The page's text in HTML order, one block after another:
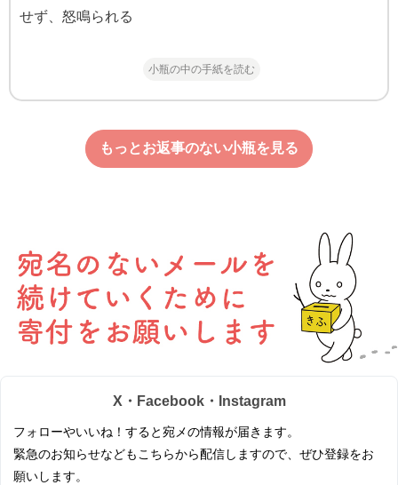
せず、怒鳴られる
小瓶の中の手紙を読む
もっとお返事のない小瓶を見る
X・Facebook・Instagram
フォローやいいね！すると宛メの情報が届きます。
緊急のお知らせなどもこちらから配信しますので、ぜひ登録をお
願いします。